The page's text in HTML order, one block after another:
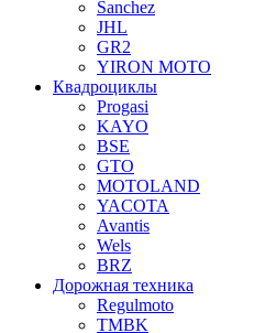
Sanchez
JHL
GR2
YIRON MOTO
Квадроциклы
Progasi
KAYO
BSE
GTO
MOTOLAND
YACOTA
Avantis
Wels
BRZ
Дорожная техника
Regulmoto
TMBK